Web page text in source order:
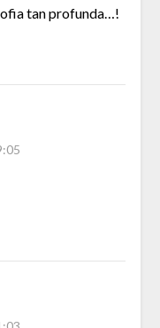
tan profunda…!